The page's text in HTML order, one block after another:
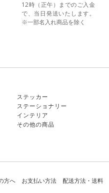
12時（正午）までのご入金
で、当日発送いたします。
※一部名入れ商品を除く
ステッカー
ステーショナリー
インテリア
その他の商品
方へ お支払い方法 配送方法・送料